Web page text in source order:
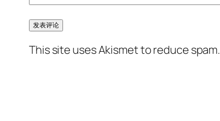
This site uses Akismet to reduce spam.